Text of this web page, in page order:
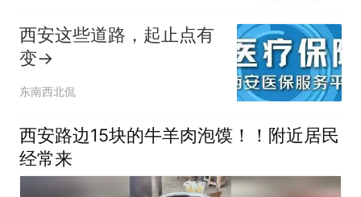
西安这些道路，起止点有
变→
东南西北侃
西安路边15块的牛羊肉泡馍！！附近居民
经常来